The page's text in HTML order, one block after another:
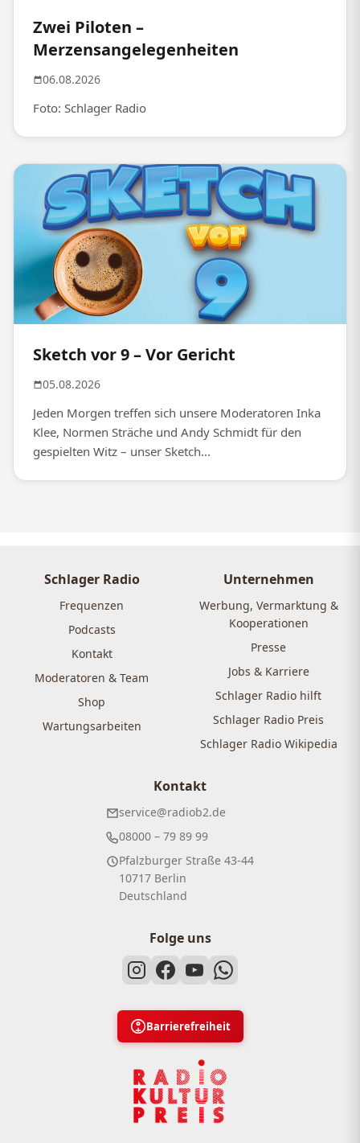
Zwei Piloten –
Merzensangelegenheiten
06.08.2026
Foto: Schlager Radio
Sketch vor 9 – Vor Gericht
05.08.2026
Jeden Morgen treffen sich unsere Moderatoren Inka
Klee, Normen Sträche und Andy Schmidt für den
gespielten Witz – unser Sketch...
Schlager Radio
Frequenzen
Podcasts
Kontakt
Moderatoren & Team
Shop
Wartungsarbeiten
Unternehmen
Werbung, Vermarktung &
Kooperationen
Presse
Jobs & Karriere
Schlager Radio hilft
Schlager Radio Preis
Schlager Radio Wikipedia
Kontakt
service@radiob2.de
08000 – 79 89 99
Pfalzburger Straße 43-44
10717 Berlin
Deutschland
Folge uns
Barrierefreiheit